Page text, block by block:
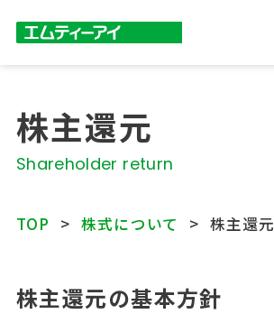
株主還元
Shareholder return
TOP 株式について 株主還元
株主還元の基本方針